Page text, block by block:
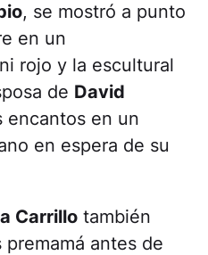
, se mostró a punto
en un
rojo y la escultural
de David
encantos en un
en espera de su
Carrillo también
antes de